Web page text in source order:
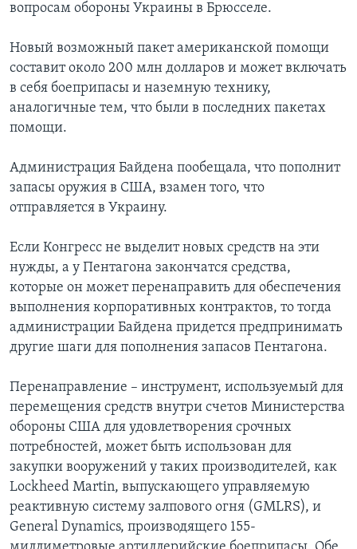
вопросам обороны Украины в Брюсселе.
Новый возможный пакет американской помощи
составит около 200 млн долларов и может включать
в себя боеприпасы и наземную технику,
аналогичные тем, что были в последних пакетах
помощи.
Администрация Байдена пообещала, что пополнит
запасы оружия в США, взамен того, что
отправляется в Украину.
Если Конгресс не выделит новых средств на эти
нужды, а у Пентагона закончатся средства,
которые он может перенаправить для обеспечения
выполнения корпоративных контрактов, то тогда
администрации Байдена придется предпринимать
другие шаги для пополнения запасов Пентагона.
Перенаправление – инструмент, используемый для
перемещения средств внутри счетов Министерства
обороны США для удовлетворения срочных
потребностей, может быть использован для
закупки вооружений у таких производителей, как
Lockheed Martin, выпускающего управляемую
реактивную систему залпового огня (GMLRS), и
General Dynamics, производящего 155-